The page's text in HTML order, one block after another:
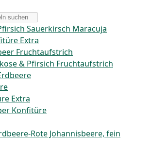
Sauerkirsch Maracuja
Extra
Fruchtaufstrich
& Pfirsich Fruchtaufstrich
Extra
Konfitüre
Rote Johannisbeere, fein